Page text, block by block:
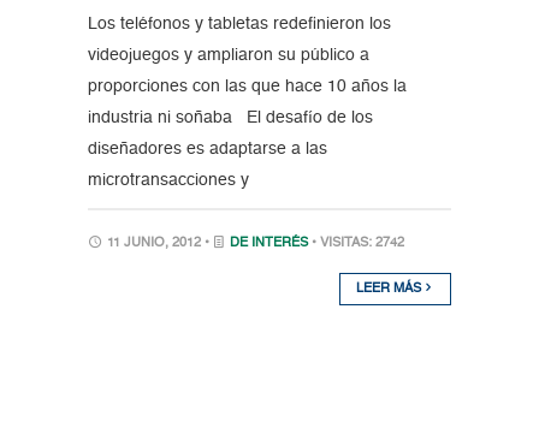
Los teléfonos y tabletas redefinieron los
videojuegos y ampliaron su público a
proporciones con las que hace 10 años la
industria ni soñaba El desafío de los
diseñadores es adaptarse a las
microtransacciones y
11 JUNIO, 2012 • DE INTERÉS • VISITAS: 2742
LEER MÁS